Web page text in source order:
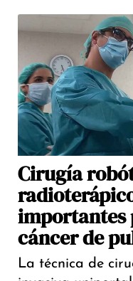
Cirugía
importantes
cáncer de
La técnica de